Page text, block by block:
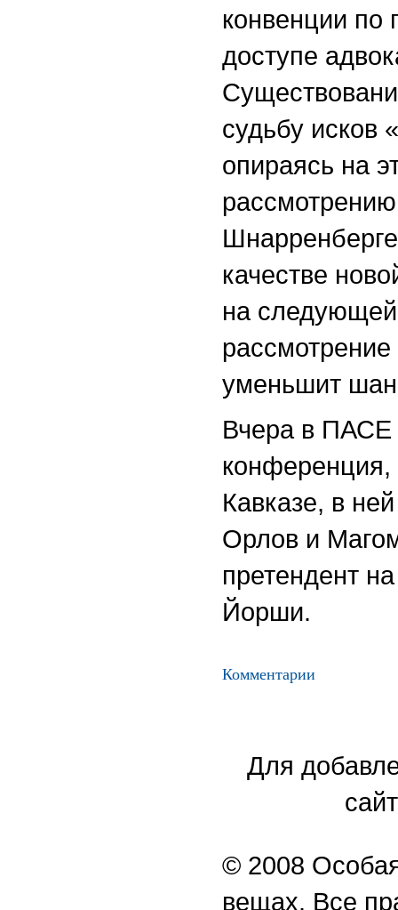
конвенции по
доступе
судьбу исков
опираясь на
качестве
на следующей
уменьшит
Вчера в ПАСЕ
Кавказе, в
Орлов и
претендент
Йорши.
Комментарии
Для
© 2008
вещах. Все